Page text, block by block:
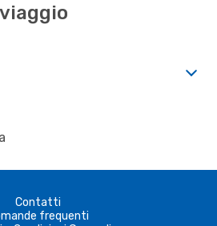
Contatti
frequenti